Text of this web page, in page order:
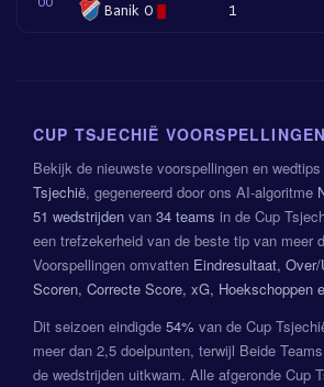
Banik O
1
CUP TSJECHIË
Bekijk de nieuwste voorspellingen en
Tsjechië, gegenereerd door ons AI-algoritme
51 wedstrijden van 34 teams in de Cup
een trefzekerheid van de beste tip van meer
Voorspellingen omvatten Eindresultaat,
Scoren, Correcte Score, xG, Hoekschoppen
Dit seizoen eindigde 54% van de Cup
meer dan 2,5 doelpunten, terwijl Beide
de wedstrijden uitkwam. Alle afgeronde Cup